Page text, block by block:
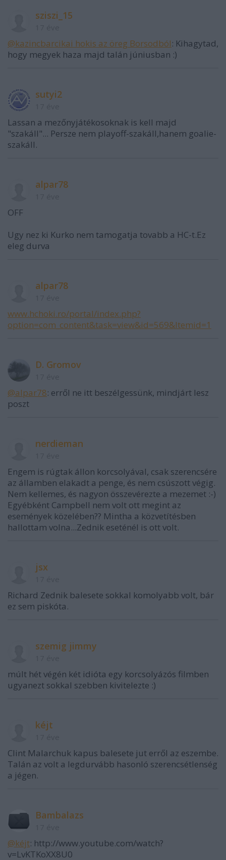
sziszi_15
@kazincbarcikai hokis az öreg Borsodból: Kihagytad,
hogy megyek haza majd talán júniusban :)
sutyi2
Lassan a mezőnyjátékosoknak is kell majd
"szakáll"... Persze nem playoff-szakáll,hanem goalie-
szakáll.
alpar78
OFF
Ugy nez ki Kurko nem tamogatja tovabb a HC-t.Ez
eleg durva
alpar78
www.hchoki.ro/portal/index.php?
option=com_content&task=view&id=569&Itemid=1
D. Gromov
@alpar78: erről ne itt beszélgessünk, mindjárt lesz
poszt
nerdieman
Engem is rúgtak állon korcsolyával, csak szerencsére
az államben elakadt a penge, és nem csúszott végig.
Nem kellemes, és nagyon összevérezte a mezemet :-)
Egyébként Campbell nem volt ott megint az
események közelében?? Mintha a közvetítésben
hallottam volna...Zednik eseténél is ott volt.
jsx
Richard Zednik balesete sokkal komolyabb volt, bár
ez sem piskóta.
szemig jimmy
múlt hét végén két idióta egy korcsolyázós filmben
ugyanezt sokkal szebben kivitelezte :)
kéjt
Clint Malarchuk kapus balesete jut erről az eszembe.
Talán az volt a legdurvább hasonló szerencsétlenség
a jégen.
Bambalazs
@kéjt: http://www.youtube.com/watch?
v=LvKTKoXX8U0